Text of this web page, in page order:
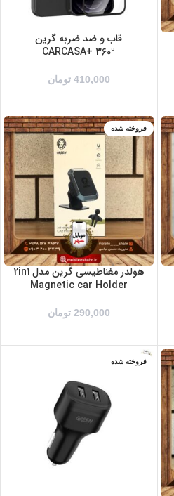
قاب و ضد ضربه گرین
°CARCASA+ 360
410,000 تومان
فروخته شده
هولدر مغناطیسی گرین مدل 2in1
Magnetic car Holder
290,000 تومان
فروخته شده